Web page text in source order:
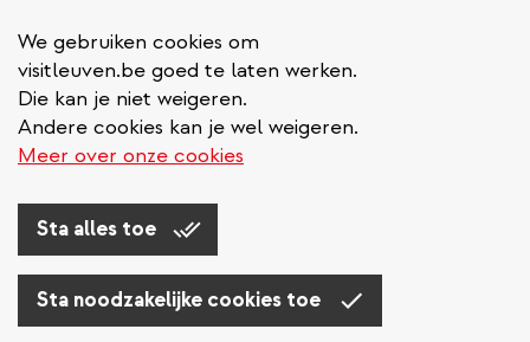
We gebruiken cookies om
visitleuven.be goed te laten werken.
Die kan je niet weigeren.
Andere cookies kan je wel weigeren.
Meer over onze cookies
Sta alles toe
Sta noodzakelijke cookies toe